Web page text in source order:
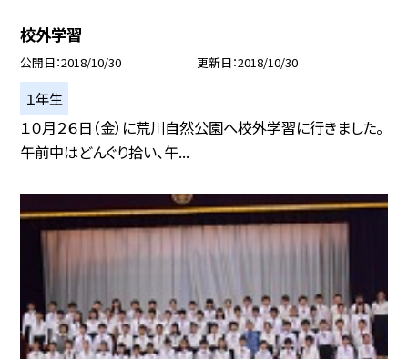
校外学習
公開日 2018/10/30 更新日 2018/10/30
１年生
１０月２６日（金）に荒川自然公園へ校外学習に行きました。
午前中はどんぐり拾い、午...